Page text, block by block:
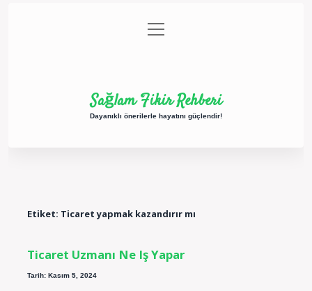
Gizlilik Politikası
menüyü
aç
Sağlam Fikir Rehberi
Dayanıklı önerilerle hayatını güçlendir!
Etiket: Ticaret yapmak kazandırır mı
Ticaret Uzmanı Ne Iş Yapar
Tarih: Kasım 5, 2024